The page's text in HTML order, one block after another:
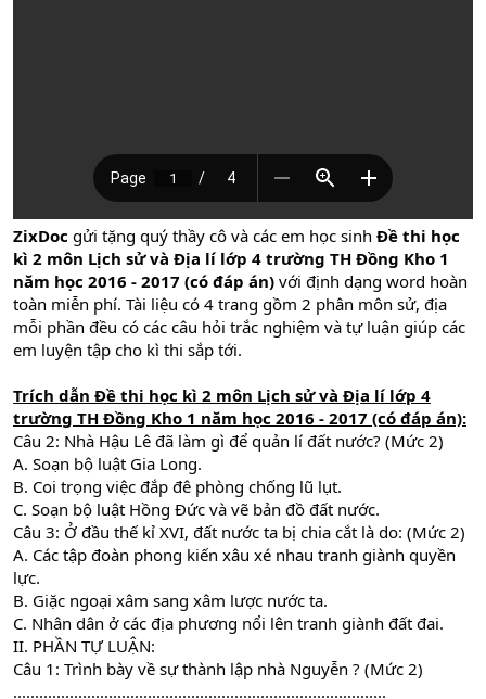
ZixDoc gửi tặng quý thầy cô và các em học sinh Đề thi học
kì 2 môn Lịch sử và Địa lí lớp 4 trường TH Đồng Kho 1
năm học 2016 - 2017 (có đáp án) với định dạng word hoàn
toàn miễn phí. Tài liệu có 4 trang gồm 2 phân môn sử, địa
mỗi phần đều có các câu hỏi trắc nghiệm và tự luận giúp các
em luyện tập cho kì thi sắp tới.
Trích dẫn Đề thi học kì 2 môn Lịch sử và Địa lí lớp 4
trường TH Đồng Kho 1 năm học 2016 - 2017 (có đáp án):
Câu 2: Nhà Hậu Lê đã làm gì để quản lí đất nước? (Mức 2)
A. Soạn bộ luật Gia Long.
B. Coi trọng việc đắp đê phòng chống lũ lụt.
C. Soạn bộ luật Hồng Đức và vẽ bản đồ đất nước.
Câu 3: Ở đầu thế kỉ XVI, đất nước ta bị chia cắt là do: (Mức 2)
A. Các tập đoàn phong kiến xâu xé nhau tranh giành quyền
lực.
B. Giặc ngoại xâm sang xâm lược nước ta.
C. Nhân dân ở các địa phương nổi lên tranh giành đất đai.
II. PHẦN TỰ LUẬN:
Câu 1: Trình bày về sự thành lập nhà Nguyễn ? (Mức 2)
......................................................................................